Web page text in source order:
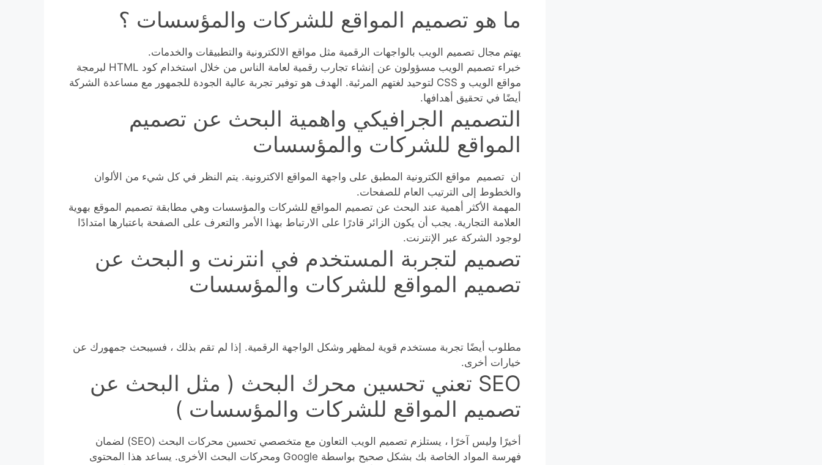
ما هو تصميم المواقع للشركات والمؤسسات ؟
يهتم مجال تصميم الويب بالواجهات الرقمية مثل مواقع الالكترونية والتطبيقات والخدمات.
خبراء تصميم الويب مسؤولون عن إنشاء تجارب رقمية لعامة الناس من خلال استخدام كود HTML لبرمجة
مواقع الويب و CSS لتوحيد لغتهم المرئية. الهدف هو توفير تجربة عالية الجودة للجمهور مع مساعدة الشركة
أيضًا في تحقيق أهدافها.
التصميم الجرافيكي واهمية البحث عن تصميم
المواقع للشركات والمؤسسات
ان تصميم مواقع الكترونية المطبق على واجهة المواقع الاكترونية. يتم النظر في كل شيء من الألوان
والخطوط إلى الترتيب العام للصفحات.
المهمة الأكثر أهمية عند البحث عن تصميم المواقع للشركات والمؤسسات وهي مطابقة تصميم الموقع بهوية
العلامة التجارية. يجب أن يكون الزائر قادرًا على الارتباط بهذا الأمر والتعرف على الصفحة باعتبارها امتدادًا
لوجود الشركة عبر الإنترنت.
تصميم لتجربة المستخدم في انترنت و البحث عن
تصميم المواقع للشركات والمؤسسات
مطلوب أيضًا تجربة مستخدم قوية لمظهر وشكل الواجهة الرقمية. إذا لم تقم بذلك ، فسيبحث جمهورك عن
خيارات أخرى.
SEO تعني تحسين محرك البحث ( مثل البحث عن
تصميم المواقع للشركات والمؤسسات )
أخيرًا وليس آخرًا ، يستلزم تصميم الويب التعاون مع متخصصي تحسين محركات البحث (SEO) لضمان
فهرسة المواد الخاصة بك بشكل صحيح بواسطة Google ومحركات البحث الأخرى. يساعد هذا المحتوى